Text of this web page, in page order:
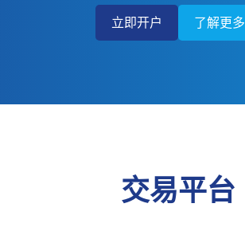
立即开户 了解更多
交易平台